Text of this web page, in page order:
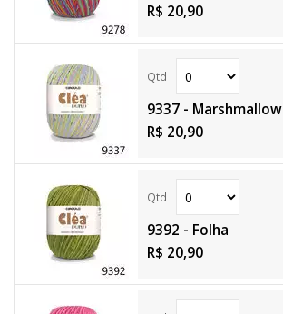
R$ 20,90
9337 - Marshmallow
R$ 20,90
9392 - Folha
R$ 20,90